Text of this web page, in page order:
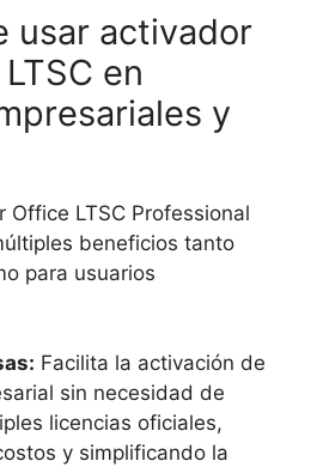
usar activador
en
y
Office LTSC Professional
beneficios tanto
para usuarios
Facilita la activación de
sin necesidad de
licencias oficiales,
y simplificando la